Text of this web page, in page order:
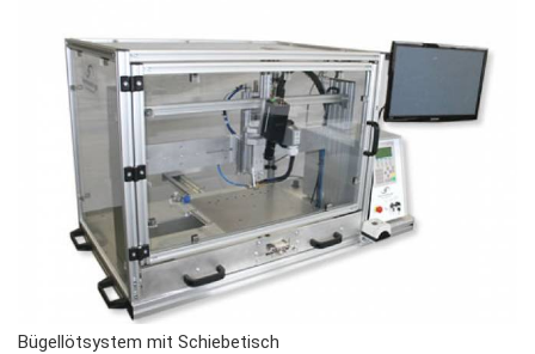
Bügellötsystem mit Schiebetisch